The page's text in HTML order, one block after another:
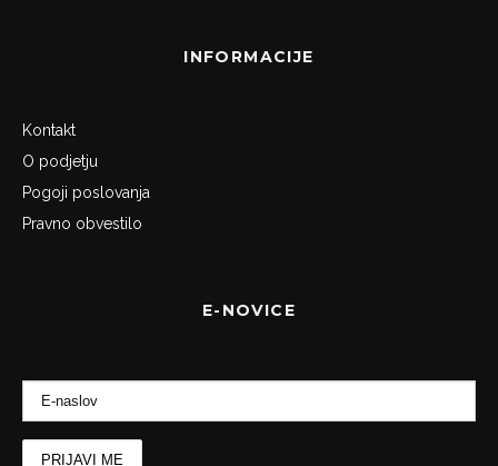
INFORMACIJE
Kontakt
O podjetju
Pogoji poslovanja
Pravno obvestilo
E-NOVICE